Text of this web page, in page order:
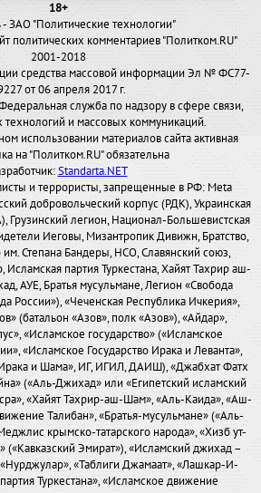
18+
- ЗАО "Политические технологии"
политических комментариев "Политком.RU"
2001-2018
средства массовой информации Эл № ФС77-
от 06 апреля 2017 г.
служба по надзору в сфере связи,
и массовых коммуникаций.
использовании материалов сайта активная
на "Политком.RU" обязательна
Standarta.NET
и террористы, запрещенные в РФ: Meta
добровольческий корпус (РДК), Украинская
Грузинский легион, Национал-Большевистская
Иеговы, Мизантропик Дивижн, Братство,
им. Степана Бандеры, НСО, Славянский союз,
Исламская партия Туркестана, Хайят Тахрир аш-
АУЕ, Братья мусульмане, Легион «Свобода
России»), «Чеченская Республика Ичкерия»,
(батальон «Азов», полк «Азов»), «Айдар»,
«Исламское государство» («Исламское
«Исламское Государство Ирака и Леванта»,
и Шама», ИГ, ИГИЛ, ДАИШ), «Джабхат Фатх
(«Аль-Джихад» или «Египетский исламский
«Хайят Тахрир-аш-Шам», «Аль-Каида», «Аш-
Талибан», «Братья-мусульмане» («Аль-
крымско-татарского народа», «Хизб ут-
(«Кавказский Эмират»), «Исламский джихад –
«Таблиги Джамаат», «Лашкар-И-
Туркестана», «Исламское движение